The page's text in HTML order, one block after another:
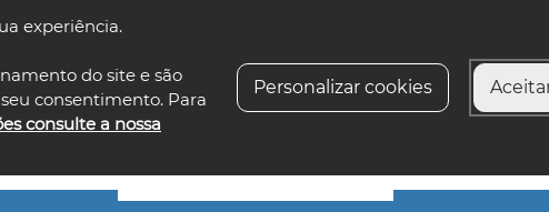
experiência.
do site e são
consentimento. Para
consulte a nossa
Personalizar cookies